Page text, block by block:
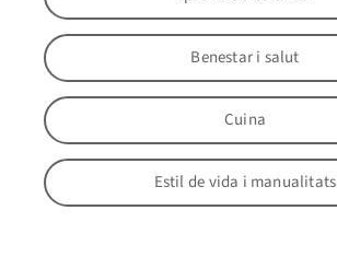
Benestar i salut
Cuina
Estil de vida i manualitats